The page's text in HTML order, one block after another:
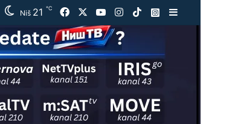
Niš 21 ℃ Facebook YouTubeInstagram
TikTokInstagram